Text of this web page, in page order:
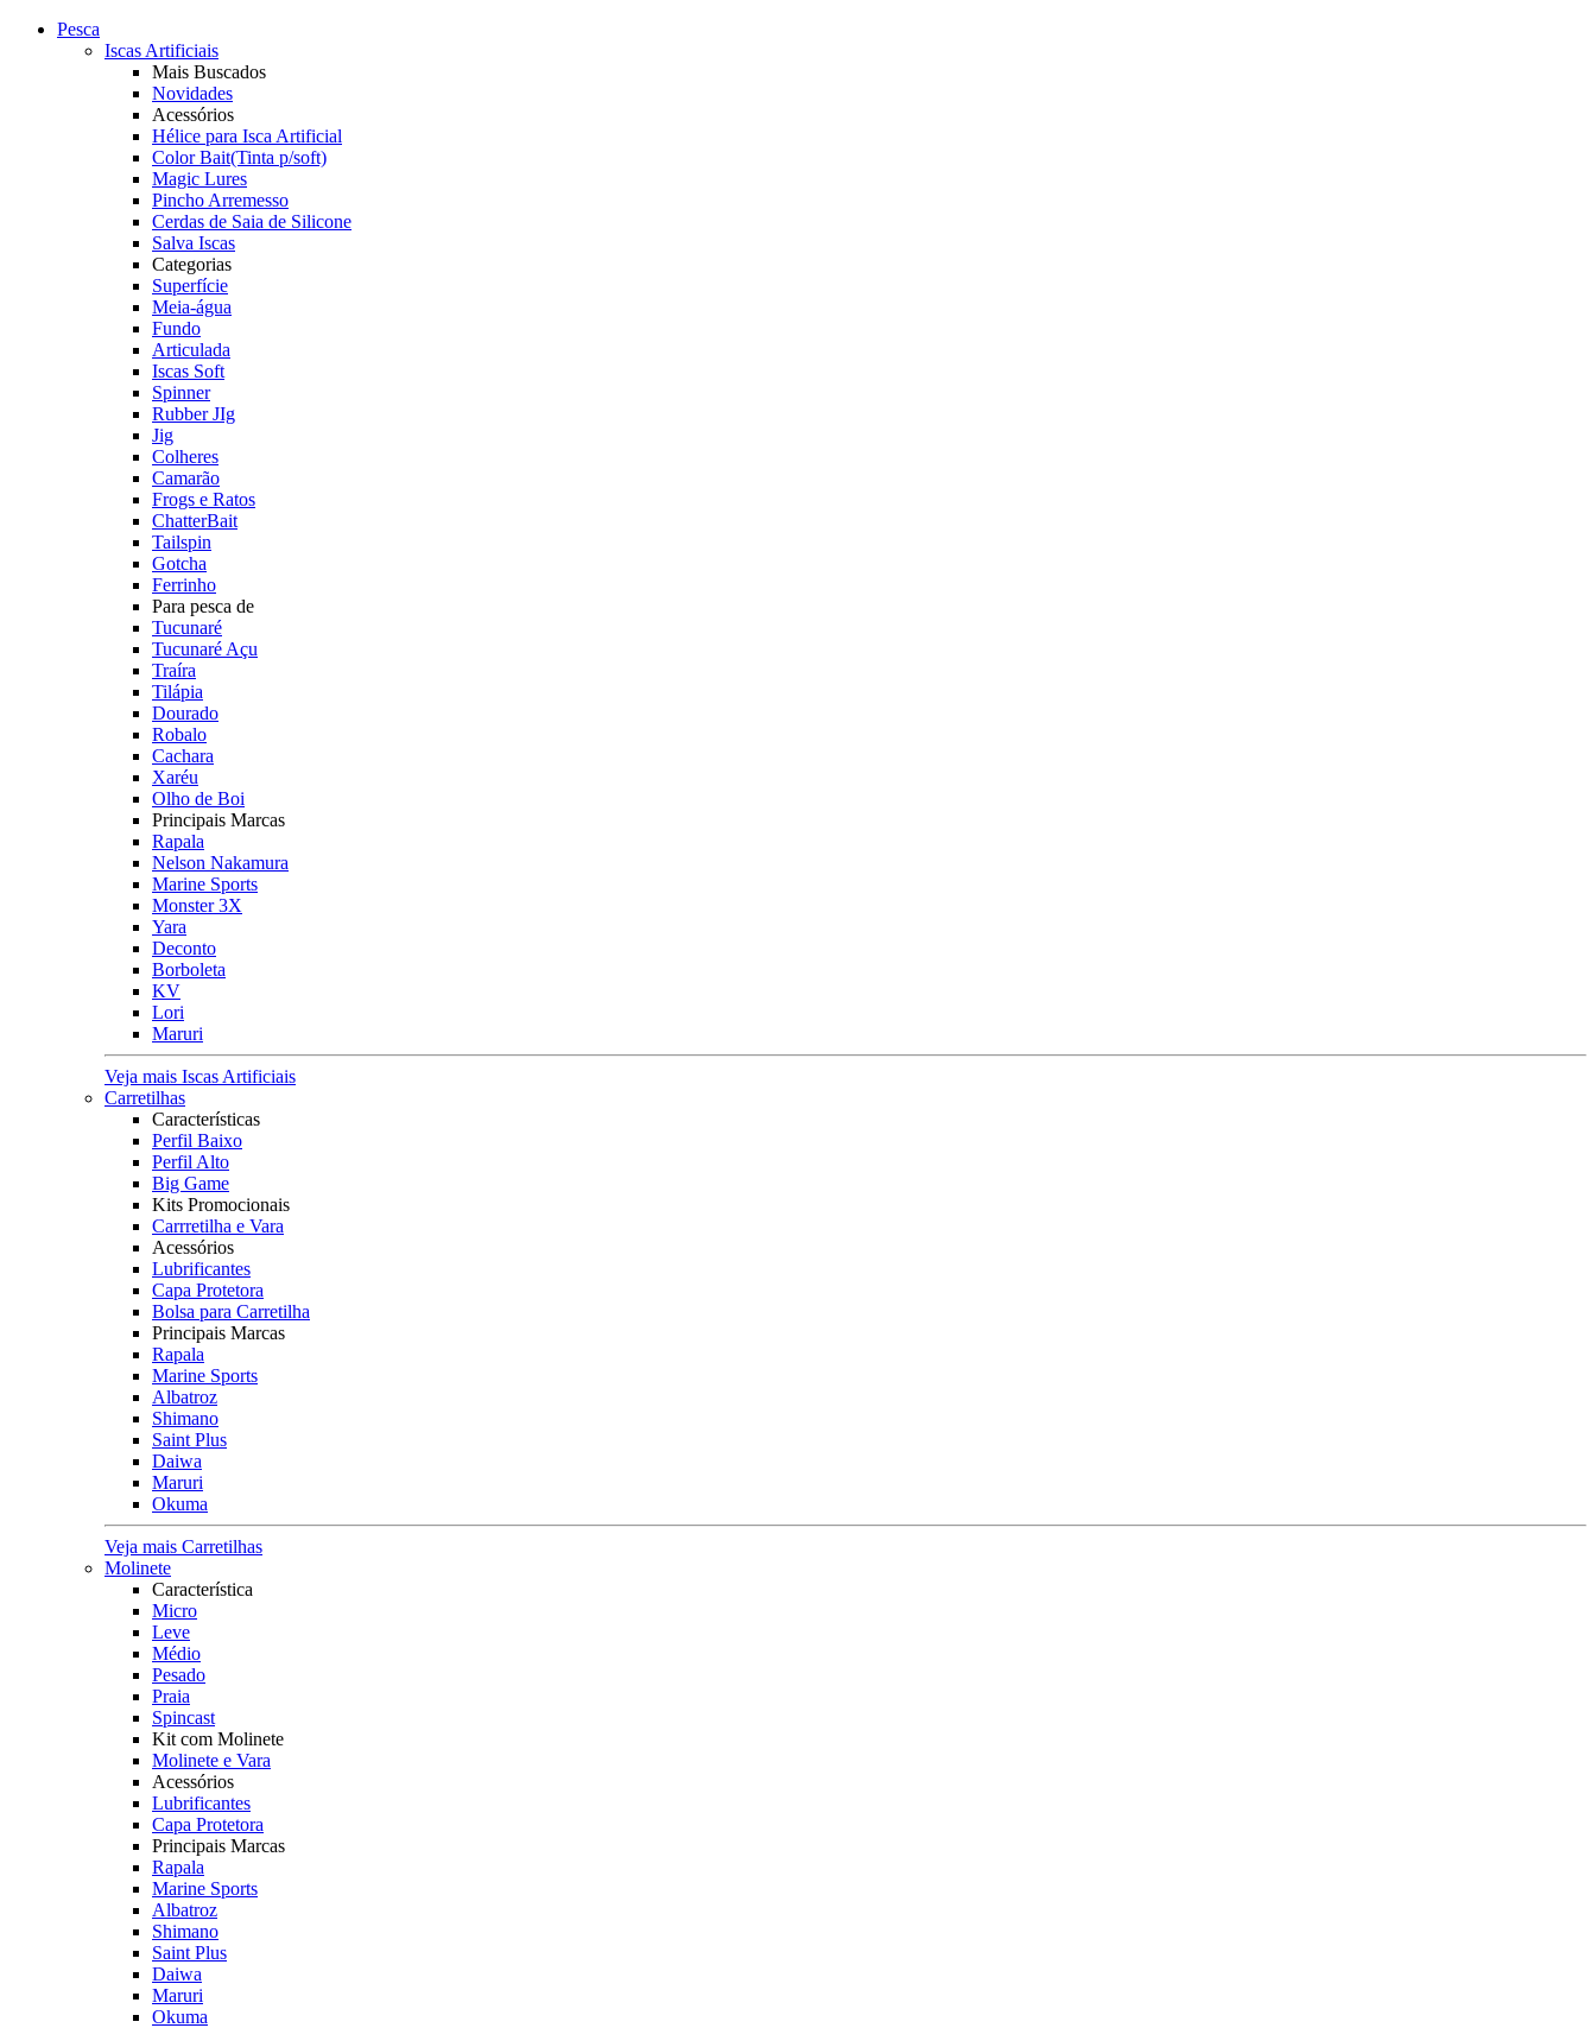
Pesca
Iscas Artificiais
Mais Buscados
Novidades
Acessórios
Hélice para Isca Artificial
Color Bait(Tinta p/soft)
Magic Lures
Pincho Arremesso
Cerdas de Saia de Silicone
Salva Iscas
Categorias
Superfície
Meia-água
Fundo
Articulada
Iscas Soft
Spinner
Rubber JIg
Jig
Colheres
Camarão
Frogs e Ratos
ChatterBait
Tailspin
Gotcha
Ferrinho
Para pesca de
Tucunaré
Tucunaré Açu
Traíra
Tilápia
Dourado
Robalo
Cachara
Xaréu
Olho de Boi
Principais Marcas
Rapala
Nelson Nakamura
Marine Sports
Monster 3X
Yara
Deconto
Borboleta
KV
Lori
Maruri
Veja mais Iscas Artificiais
Carretilhas
Características
Perfil Baixo
Perfil Alto
Big Game
Kits Promocionais
Carrretilha e Vara
Acessórios
Lubrificantes
Capa Protetora
Bolsa para Carretilha
Principais Marcas
Rapala
Marine Sports
Albatroz
Shimano
Saint Plus
Daiwa
Maruri
Okuma
Veja mais Carretilhas
Molinete
Característica
Micro
Leve
Médio
Pesado
Praia
Spincast
Kit com Molinete
Molinete e Vara
Acessórios
Lubrificantes
Capa Protetora
Principais Marcas
Rapala
Marine Sports
Albatroz
Shimano
Saint Plus
Daiwa
Maruri
Okuma